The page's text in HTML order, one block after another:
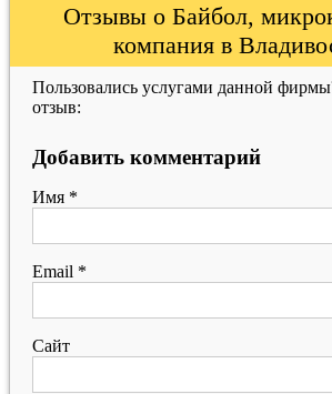
Отзывы о Байбол,
компания в
Пользовались услугами данной
отзыв:
Добавить комментарий
Имя *
Email *
Сайт